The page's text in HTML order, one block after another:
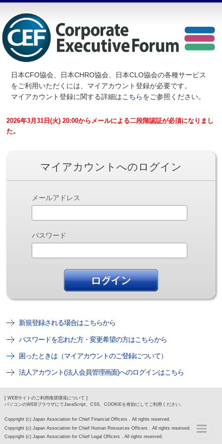
日本CFO協会、日本CHRO協会、日本CLO協会の各種サービス
をご利用いただくには、マイアカウント登録が必要です。
マイアカウント登録に関する詳細はこちらをご参照ください。
2026年3月31日(火) 20:00からメールによる二段階認証が必須になりまし
た。
マイアカウントへのログイン
メールアドレス
パスワード
新規登録される場合はこちらから
パスワードを忘れた方・変更希望の方はこちらから
困ったときは（マイアカウントのご登録について）
法人アカウント(法人会員管理画面)へのログインはこちら
[ WEBサイトのご利用推奨環境について ]
パソコンのWEBブラウザにてJavaScript、CSS、COOKIEを有効にしてご利用ください。
Copyright (c) Japan Association for Chief Financial Officers . All rights reserved.
Copyright (c) Japan Association for Chief Human Resources Officers . All rights reserved.
Copyright (c) Japan Association for Chief Legal Officers . All rights reserved.